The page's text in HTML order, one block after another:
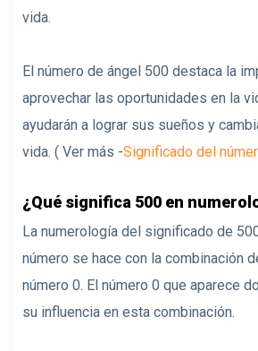
vida.
El número de ángel 500 destaca la
aprovechar las oportunidades en la
ayudarán a lograr sus sueños y
vida. ( Ver más -Significado del
¿Qué significa 500 en
La numerología del significado de
número se hace con la combinación
número 0. El número 0 que aparece
su influencia en esta combinación.